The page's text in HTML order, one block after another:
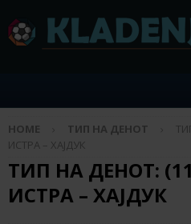
HOME ТИП НА ДЕНОТ
ИСТРА – ХАЈДУК
ТИП НА ДЕНОТ:
ИСТРА – ХАЈДУК